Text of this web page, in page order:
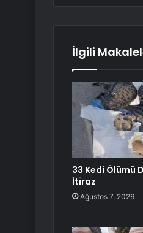
İlgili
33 Kedi Ölümü
İtiraz
Ağustos 7, 2026